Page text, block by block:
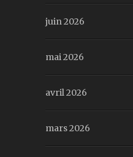
juin 2026
mai 2026
avril 2026
mars 2026